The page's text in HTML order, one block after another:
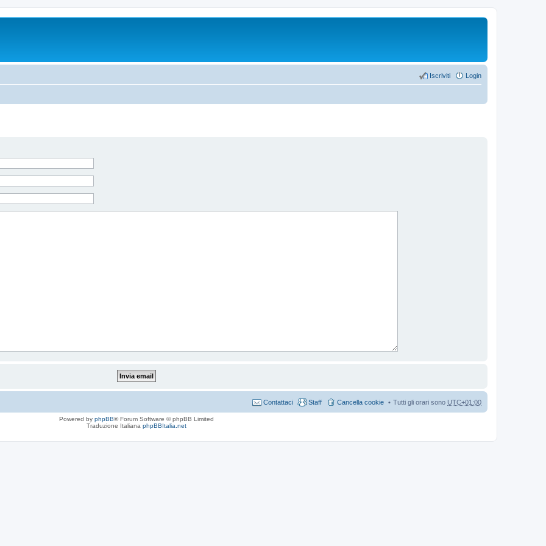
Login
Iscriviti
Tutti gli orari sono UTC+01:00
Cancella cookie
Staff
Contattaci
Powered by phpBB® Forum Software © phpBB Limited
Traduzione Italiana phpBBItalia.net